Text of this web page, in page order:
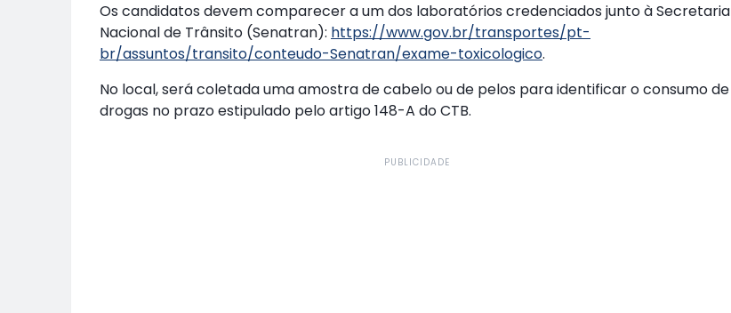
Os candidatos devem comparecer a um dos laboratórios credenciados junto à Secretaria
Nacional de Trânsito (Senatran): https://www.gov.br/transportes/pt-
br/assuntos/transito/conteudo-Senatran/exame-toxicologico.
No local, será coletada uma amostra de cabelo ou de pelos para identificar o consumo de
drogas no prazo estipulado pelo artigo 148-A do CTB.
PUBLICIDADE